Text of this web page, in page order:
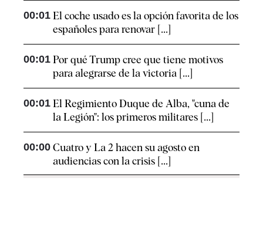
00:01 El coche usado es la opción favorita de los
españoles para renovar [...]
00:01 Por qué Trump cree que tiene motivos
para alegrarse de la victoria [...]
00:01 El Regimiento Duque de Alba, "cuna de
la Legión": los primeros militares [...]
00:00 Cuatro y La 2 hacen su agosto en
audiencias con la crisis [...]